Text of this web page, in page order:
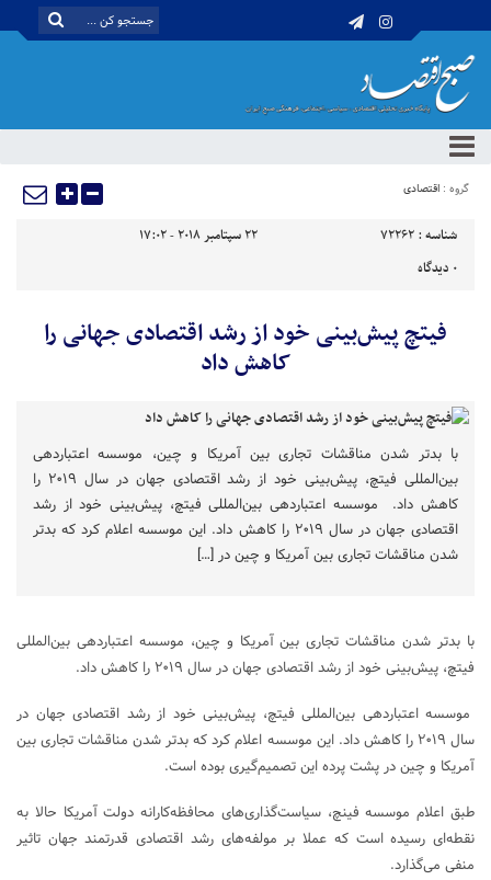
گروه : اقتصادی
شناسه : 72262
22 سپتامبر 2018 - 17:02
0 دیدگاه
فیتچ پیش‌بینی خود از رشد اقتصادی جهانی را
کاهش داد
با بدتر شدن مناقشات تجاری بین آمریکا و چین، موسسه اعتباردهی
بین‌المللی فیتچ، پیش‌بینی خود از رشد اقتصادی جهان در سال ۲۰۱۹ را
کاهش داد. موسسه اعتباردهی بین‌المللی فیتچ، پیش‌بینی خود از رشد
اقتصادی جهان در سال ۲۰۱۹ را کاهش داد. این موسسه اعلام کرد که بدتر
شدن مناقشات تجاری بین آمریکا و چین در […]
با بدتر شدن مناقشات تجاری بین آمریکا و چین، موسسه اعتباردهی بین‌المللی
فیتچ، پیش‌بینی خود از رشد اقتصادی جهان در سال ۲۰۱۹ را کاهش داد.
موسسه اعتباردهی بین‌المللی فیتچ، پیش‌بینی خود از رشد اقتصادی جهان در
سال ۲۰۱۹ را کاهش داد. این موسسه اعلام کرد که بدتر شدن مناقشات تجاری بین
آمریکا و چین در پشت پرده این تصمیم‌گیری بوده است.
طبق اعلام موسسه فینچ، سیاست‌گذاری‌های محافظه‌کارانه دولت آمریکا حالا به
نقطه‌ای رسیده است که عملا بر مولفه‌های رشد اقتصادی قدرتمند جهان تاثیر
منفی می‌گذارد.